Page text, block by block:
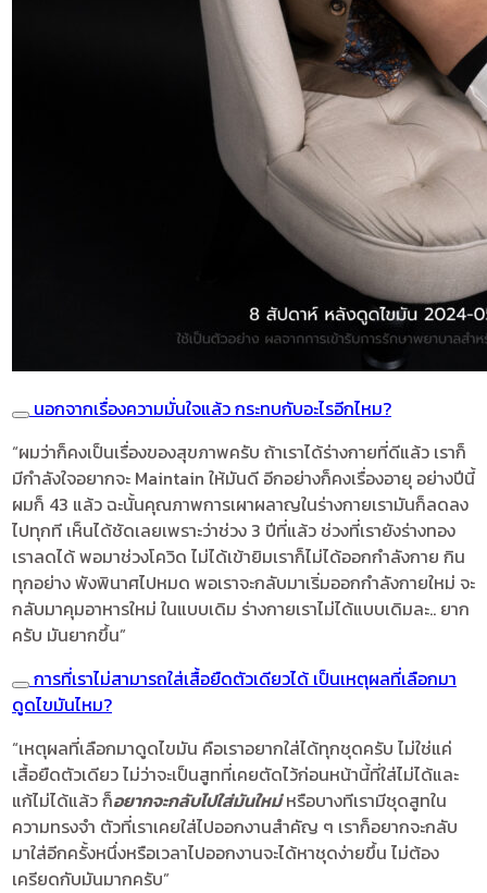
นอกจากเรื่องความมั่นใจแล้ว กระทบกับอะไรอีกไหม?
“ผมว่าก็คงเป็นเรื่องของสุขภาพครับ ถ้าเราได้ร่างกายที่ดีแล้ว เราก็
มีกำลังใจอยากจะ Maintain ให้มันดี อีกอย่างก็คงเรื่องอายุ อย่างปีนี้
ผมก็ 43 แล้ว ฉะนั้นคุณภาพการเผาผลาญในร่างกายเรามันก็ลดลง
ไปทุกที เห็นได้ชัดเลยเพราะว่าช่วง 3 ปีที่แล้ว ช่วงที่เรายังร่างทอง
เราลดได้ พอมาช่วงโควิด ไม่ได้เข้ายิมเราก็ไม่ได้ออกกำลังกาย กิน
ทุกอย่าง พังพินาศไปหมด พอเราจะกลับมาเริ่มออกกำลังกายใหม่ จะ
กลับมาคุมอาหารใหม่ ในแบบเดิม ร่างกายเราไม่ได้แบบเดิมละ.. ยาก
ครับ มันยากขึ้น”
การที่เราไม่สามารถใส่เสื้อยืดตัวเดียวได้ เป็นเหตุผลที่เลือกมา
ดูดไขมันไหม?
“เหตุผลที่เลือกมาดูดไขมัน คือเราอยากใส่ได้ทุกชุดครับ ไม่ใช่แค่
เสื้อยืดตัวเดียว ไม่ว่าจะเป็นสูทที่เคยตัดไว้ก่อนหน้านี้ที่ใส่ไม่ได้และ
แก้ไม่ได้แล้ว ก็อยากจะกลับไปใส่มันใหม่หรือบางทีเรามีชุดสูทใน
ความทรงจำ ตัวที่เราเคยใส่ไปออกงานสำคัญ ๆ เราก็อยากจะกลับ
มาใส่อีกครั้งหนึ่งหรือเวลาไปออกงานจะได้หาชุดง่ายขึ้น ไม่ต้อง
เครียดกับมันมากครับ”